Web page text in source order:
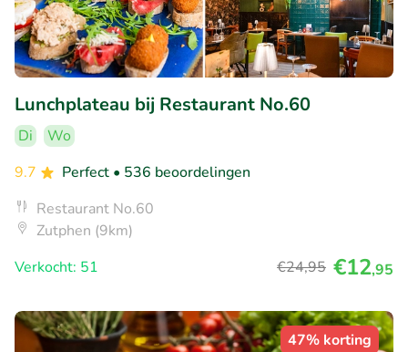
Lunchplateau bij Restaurant No.60
Di
Wo
9.7
Perfect • 536 beoordelingen
Restaurant No.60
Zutphen (9km)
Verkocht: 51
€24,95 €12,95
47% korting